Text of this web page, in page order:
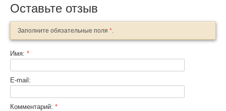
Оставьте отзыв
Заполните обязательные поля *
Имя: *
E-mail:
Комментарий: *